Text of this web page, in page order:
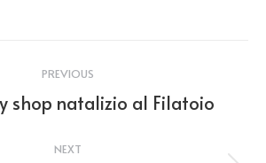
PREVIOUS
Previous
shop natalizio al Filatoio
NEXT